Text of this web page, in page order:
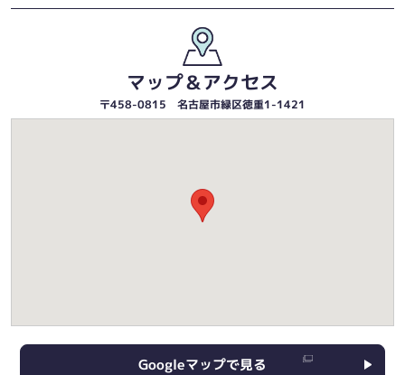
マップ＆アクセス
〒458-0815 名古屋市緑区徳重1-1421
Googleマップで見る